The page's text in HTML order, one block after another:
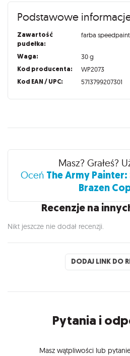
Podstawowe
Zawartość
pudełka:
farba
Waga: 30 g
Kod producenta: WP2073
Kod EAN / UPC: 5713799207301
Recenzje
Masz? Grałeś?
Oceń The Army
Brazen
Recenzje na
Nikt jeszcze nie dodał recenzji.
DODAJ LINK DO
Pytania i
Masz wątpliwości lub